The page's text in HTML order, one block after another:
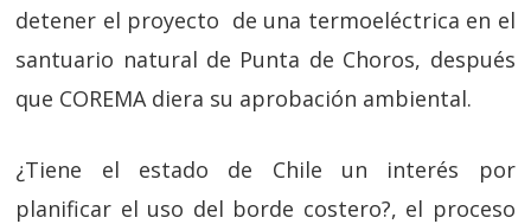
detener el proyecto de una termoeléctrica en el
santuario natural de Punta de Choros, después
que COREMA diera su aprobación ambiental.
¿Tiene el estado de Chile un interés por
planificar el uso del borde costero?, el proceso